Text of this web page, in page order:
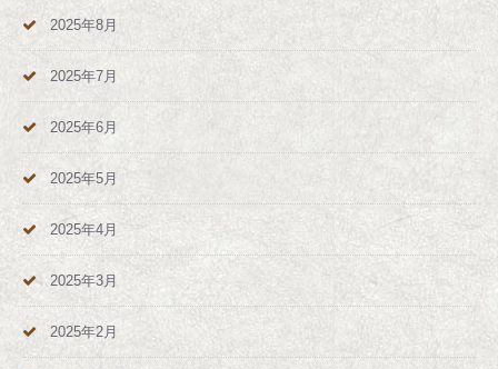
2025年8月
2025年7月
2025年6月
2025年5月
2025年4月
2025年3月
2025年2月